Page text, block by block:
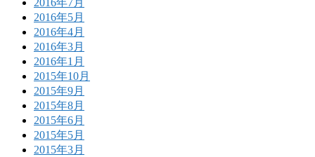
2016年5月
2016年4月
2016年3月
2016年1月
2015年10月
2015年9月
2015年8月
2015年6月
2015年5月
2015年3月